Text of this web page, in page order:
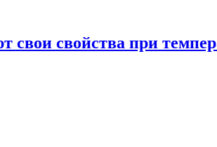
свои свойства при